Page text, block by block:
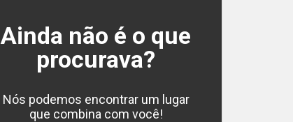
Casa em
Ainda não é o que
procurava?
Nós podemos encontrar um lugar
que combina com você!